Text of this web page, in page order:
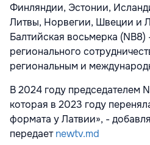
Финляндии, Эстонии,
Литвы, Норвегии, Швеции и
Балтийская восьмерка
регионального
региональным и
В 2024 году председателем
которая в 2023 году
формата у Латвии», -
передаетnewtv.md